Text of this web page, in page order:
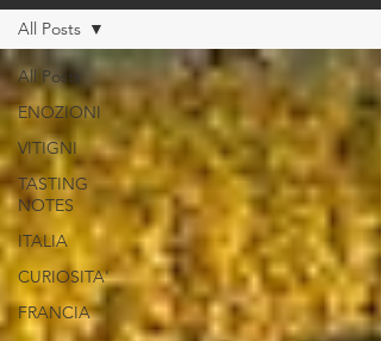
All Posts
ENOZIONI
VITIGNI
TASTING
NOTES
ITALIA
CURIOSITA'
FRANCIA
All Posts